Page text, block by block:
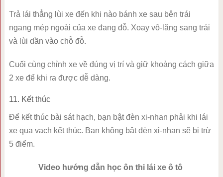
Trả lái thẳng lùi xe đến khi nào bánh xe sau bên trái
ngang mép ngoài của xe đang đỗ. Xoay vô-lăng sang trái
và lùi dần vào chỗ đỗ.
Cuối cùng chỉnh xe về đúng vị trí và giữ khoảng cách giữa
2 xe để khi ra được dễ dàng.
11. Kết thúc
Để kết thúc bài sát hạch, bạn bật đèn xi-nhan phải khi lái
xe qua vạch kết thúc. Bạn không bật đèn xi-nhan sẽ bị trừ
5 điểm.
Video hướng dẫn học ôn thi lái xe ô tô